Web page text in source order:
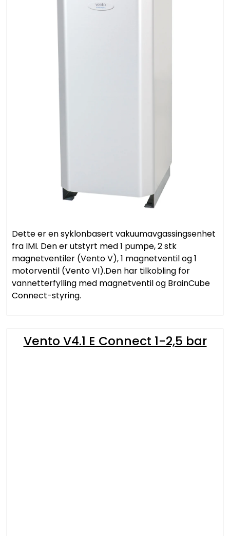
Dette er en syklonbasert vakuumavgassingsenhet
fra IMI. Den er utstyrt med 1 pumpe, 2 stk
magnetventiler (Vento V), 1 magnetventil og 1
motorventil (Vento VI).Den har tilkobling for
vannetterfylling med magnetventil og BrainCube
Connect-styring.
Vento V4.1 E Connect 1-2,5 bar